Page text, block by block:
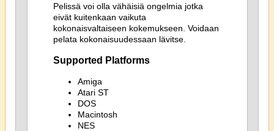
Pelissä voi olla vähäisiä ongelmia jotka
eivät kuitenkaan vaikuta
kokonaisvaltaiseen kokemukseen. Voidaan
pelata kokonaisuudessaan lävitse.
Supported Platforms
Amiga
Atari ST
DOS
Macintosh
NES